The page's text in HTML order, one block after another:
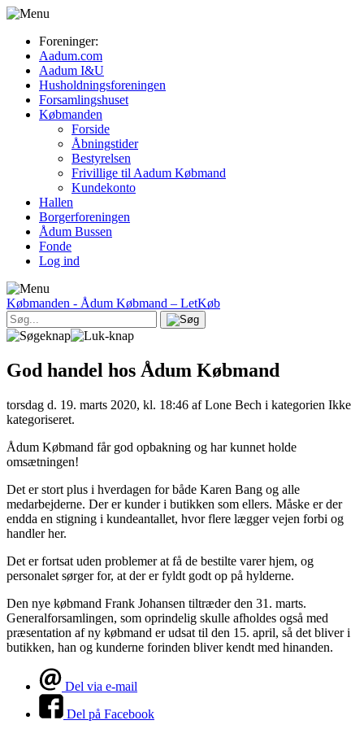
Foreninger:
Aadum.com
Aadum I&U
Husholdningsforeningen
Forsamlingshuset
Købmanden
Forside
Åbningstider
Bestyrelsen
Frivillige til Aadum Købmand
Kundekonto
Hallen
Borgerforeningen
Ådum Bussen
Fonde
Log ind
Købmanden - Ådum Købmand – LetKøb
God handel hos Ådum Købmand
torsdag d. 19. marts 2020, kl. 18:46 af Lone Bech i kategorien Ikke
kategoriseret.
Ådum Købmand får god opbakning og har kunnet holde
omsætningen!
Det er stort plus i hverdagen for både Karen Bang og alle
medarbejderne. Der er kunder i butikken som ellers. Måske er der
endda en stigning i kundeantallet, hvor flere lægger vejen forbi og
handler her.
Det er fortsat uden problemer at få de bestilte varer hjem, og
personalet sørger for, at der er fyldt godt op på hylderne.
Den nye købmand Frank Johansen tiltræder den 31. marts.
Generalforsamlingen, som oprindelig skulle afholdes også med
præsentation af ny købmand er udsat til den 15. april, så det bliver i
butikken, han og kunderne forinden bliver kendt med hinanden.
Del via e-mail
Del på Facebook